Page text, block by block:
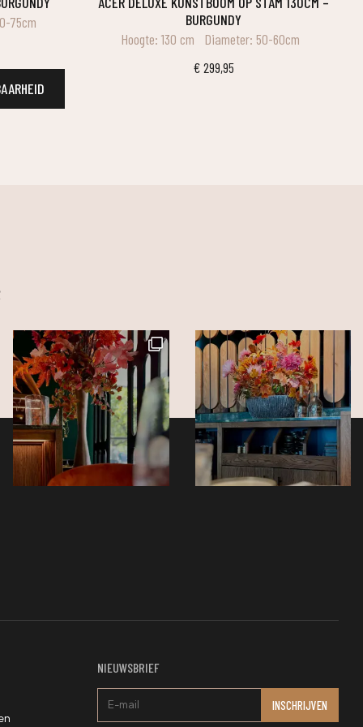
75cm
BURGUNDY
Hoogte: 130 cm
Diameter: 50-60cm
€ 299,95
NIEUWSBRIEF